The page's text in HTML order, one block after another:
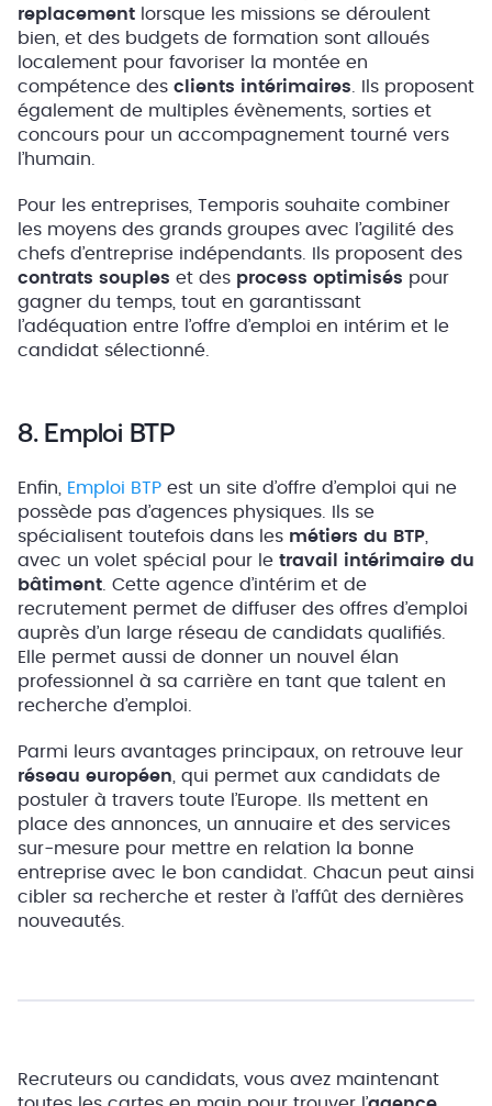
replacement lorsque les missions se déroulent
bien, et des budgets de formation sont alloués
localement pour favoriser la montée en
compétence des clients intérimaires . Ils proposent
également de multiples évènements, sorties et
concours pour un accompagnement tourné vers
l’humain.
Pour les entreprises, Temporis souhaite combiner
les moyens des grands groupes avec l’agilité des
chefs d’entreprise indépendants. Ils proposent des
contrats souples et des process optimisés pour
gagner du temps, tout en garantissant
l’adéquation entre l’offre d’emploi en intérim et le
candidat sélectionné.
8. Emploi BTP
Enfin, Emploi BTP est un site d’offre d’emploi qui ne
possède pas d’agences physiques. Ils se
spécialisent toutefois dans les métiers du BTP
avec un volet spécial pour le travail intérimaire du
bâtiment . Cette agence d’intérim et de
recrutement permet de diffuser des offres d’emploi
auprès d’un large réseau de candidats qualifiés.
Elle permet aussi de donner un nouvel élan
professionnel à sa carrière en tant que talent en
recherche d’emploi.
Parmi leurs avantages principaux, on retrouve leur
réseau européen , qui permet aux candidats de
postuler à travers toute l’Europe. Ils mettent en
place des annonces, un annuaire et des services
sur-mesure pour mettre en relation la bonne
entreprise avec le bon candidat. Chacun peut ainsi
cibler sa recherche et rester à l’affût des dernières
nouveautés.
Recruteurs ou candidats, vous avez maintenant